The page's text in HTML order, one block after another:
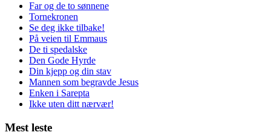
Far og de to sønnene
Tornekronen
Se deg ikke tilbake!
På veien til Emmaus
De ti spedalske
Den Gode Hyrde
Din kjepp og din stav
Mannen som begravde Jesus
Enken i Sarepta
Ikke uten ditt nærvær!
Mest leste